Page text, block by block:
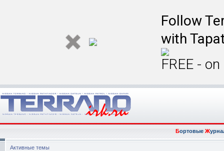
Follow
with
FREE -
БортовыеЖ
Активные темы